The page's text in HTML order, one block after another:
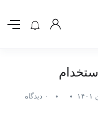
۰ دیدگاه